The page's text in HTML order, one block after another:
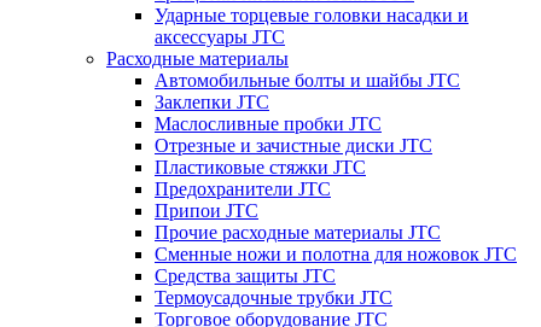
Ударные торцевые головки насадки и
аксессуары JTC
Расходные материалы
Автомобильные болты и шайбы JTC
Заклепки JTC
Маслосливные пробки JTC
Отрезные и зачистные диски JTC
Пластиковые стяжки JTC
Предохранители JTC
Припои JTC
Прочие расходные материалы JTC
Сменные ножи и полотна для ножовок JTC
Средства защиты JTC
Термоусадочные трубки JTC
Торговое оборудование JTC